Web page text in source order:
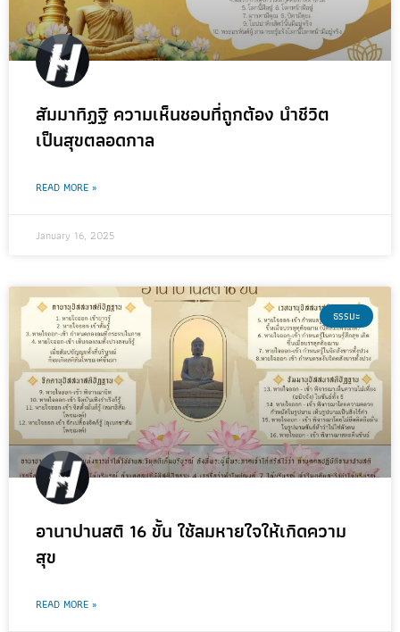
สัมมาทิฏฐิ ความเห็นชอบที่ถูกต้อง นำชีวิต
เป็นสุขตลอดกาล
READ MORE »
January 16, 2025
ธรรมะ
อานาปานสติ 16 ขั้น ใช้ลมหายใจให้เกิดความ
สุข
READ MORE »